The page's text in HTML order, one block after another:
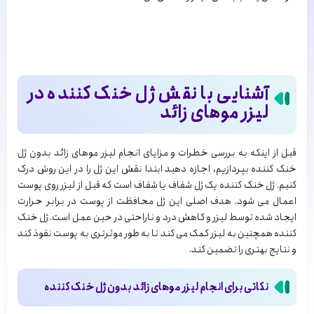
آشنایی با نقش ژل خنک کننده در
لیزر موهای زائد
قبل از اینکه به بررسی خطرات و مزایای انجام لیزر موهای زائد بدون ژل
خنک کننده بپردازیم، اجازه دهید ابتدا نقش این ژل را در این روش درک
کنیم. ژل خنک کننده یک ژل شفاف یا شفاف است که قبل از لیزر روی پوست
اعمال می شود. هدف اصلی این ژل محافظت از پوست در برابر حرارت
ایجاد شده توسط لیزر و کاهش درد و ناراحتی در حین عمل است. ژل خنک
کننده همچنین به لیزر کمک می کند تا به طور موثرتری به پوست نفوذ کند
و نتایج بهتری را تضمین کند.
نکاتی برای انجام لیزر موهای زائد بدون ژل خنک کننده